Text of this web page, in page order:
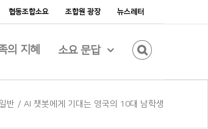
협동조합소요 조합원 광장 뉴스레터
의 지혜 소요 문답
반 / AI 챗봇에게 기대는 영국의 10대 남학생